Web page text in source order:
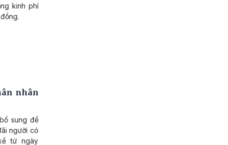
kinh phí
nhân
sung để
người có
từ ngày